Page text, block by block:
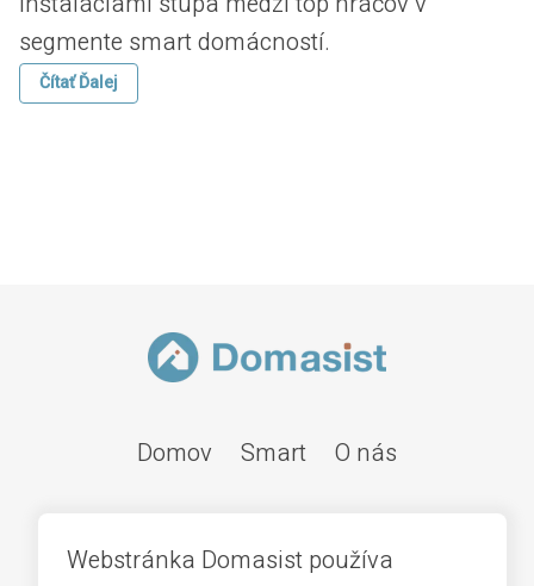
segmente smart domácností.
Čítať Ďalej
Domov Smart O nás
Webstránka Domasist používa